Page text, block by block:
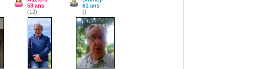
53 ans
(12)
61 ans
()